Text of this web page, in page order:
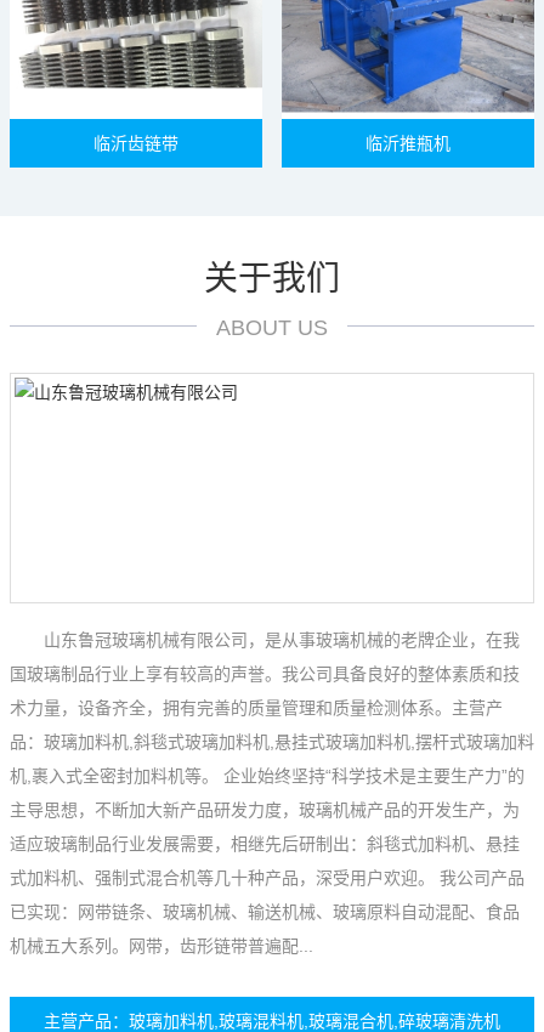
临沂齿链带 临沂推瓶机
关于我们
ABOUT US
山东鲁冠玻璃机械有限公司，是从事玻璃机械的老牌企业，在我
国玻璃制品行业上享有较高的声誉。我公司具备良好的整体素质和技
术力量，设备齐全，拥有完善的质量管理和质量检测体系。主营产
品：玻璃加料机,斜毯式玻璃加料机,悬挂式玻璃加料机,摆杆式玻璃加料
机,裹入式全密封加料机等。 企业始终坚持“科学技术是主要生产力”的
主导思想，不断加大新产品研发力度，玻璃机械产品的开发生产，为
适应玻璃制品行业发展需要，相继先后研制出：斜毯式加料机、悬挂
式加料机、强制式混合机等几十种产品，深受用户欢迎。 我公司产品
已实现：网带链条、玻璃机械、输送机械、玻璃原料自动混配、食品
机械五大系列。网带，齿形链带普遍配...
主营产品：玻璃加料机,玻璃混料机,玻璃混合机,碎玻璃清洗机